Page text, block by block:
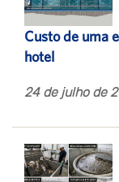
Custo de uma
hotel
24 de julho de